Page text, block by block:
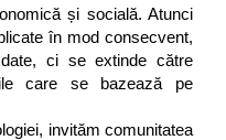
și socială. Atunci
în mod consecvent,
ci se extinde către
care se bazează pe
invităm comunitatea